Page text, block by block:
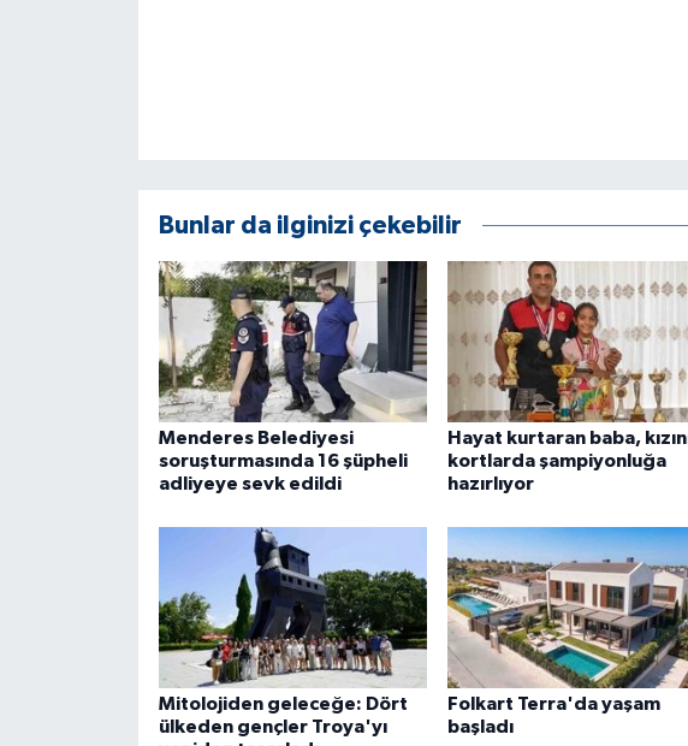
Bunlar da ilginizi çekebilir
Menderes Belediyesi
soruşturmasında 16 şüpheli
adliyeye sevk edildi
Hayat kurtaran baba,
kortlarda şampiyonluğa
hazırlıyor
Mitolojiden geleceğe: Dört
ülkeden gençler Troya'yı
Folkart Terra'da yaşam
başladı